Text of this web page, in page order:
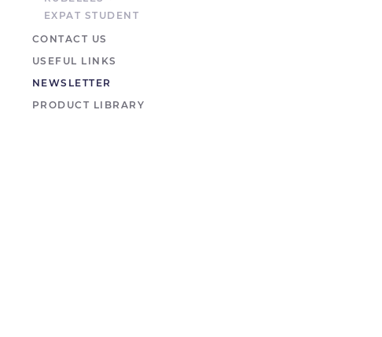
EXPAT STUDENT
CONTACT US
USEFUL LINKS
NEWSLETTER
PRODUCT LIBRARY